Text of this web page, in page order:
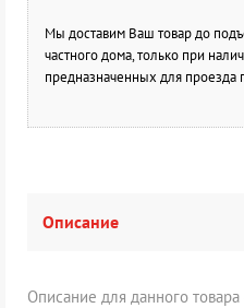
Мы доставим Ваш товар до
частного дома, только при
предназначенных для проезда
Описание
Описание для данного товара